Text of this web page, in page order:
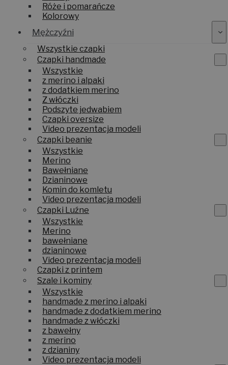
Róże i pomarańcze
Kolorowy
Mężczyźni
Wszystkie czapki
Czapki handmade
Wszystkie
z merino i alpaki
z dodatkiem merino
Z włóczki
Podszyte jedwabiem
Czapki oversize
Video prezentacja modeli
Czapki beanie
Wszystkie
Merino
Bawełniane
Dzianinowe
Komin do komletu
Video prezentacja modeli
Czapki Luźne
Wszystkie
Merino
bawełniane
dzianinowe
Video prezentacja modeli
Czapki z printem
Szale i kominy
Wszystkie
handmade z merino i alpaki
handmade z dodatkiem merino
handmade z włóczki
z bawełny
z merino
z dzianiny
Video prezentacja modeli